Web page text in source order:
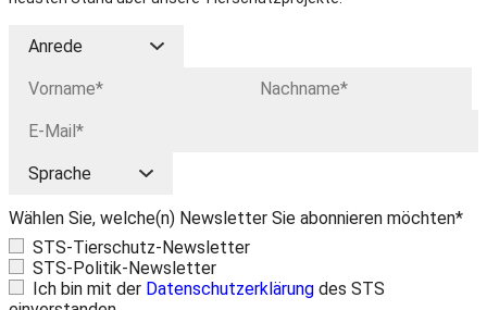
Wählen Sie, welche(n) Newsletter Sie abonnieren möchten*
STS-Tierschutz-Newsletter
STS-Politik-Newsletter
Ich bin mit der Datenschutzerklärung des STS